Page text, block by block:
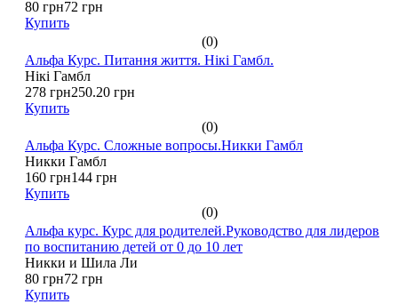
80 грн72 грн
Купить
(0)
Альфа Курс. Питання життя. Нікі Гамбл.
Нікі Гамбл
278 грн250.20 грн
Купить
(0)
Альфа Курс. Сложные вопросы.Никки Гамбл
Никки Гамбл
160 грн144 грн
Купить
(0)
Альфа курс. Курс для родителей.Руководство для лидеров
по воспитанию детей от 0 до 10 лет
Никки и Шила Ли
80 грн72 грн
Купить